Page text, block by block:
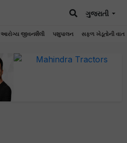
આરોગ્ય જીવનશૈલી પશુપાલન સફળ ખેડૂતોની વાત
ગુજરાતી